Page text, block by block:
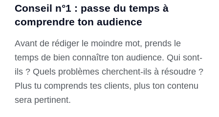
Conseil n°1 : passe du temps à
comprendre ton audience
Avant de rédiger le moindre mot, prends le
temps de bien connaître ton audience. Qui sont-
ils ? Quels problèmes cherchent-ils à résoudre ?
Plus tu comprends tes clients, plus ton contenu
sera pertinent.